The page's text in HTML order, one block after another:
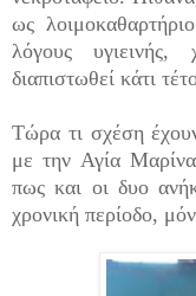
ως
λόγους
διαπιστωθεί κάτι
Τώρα τι σχέση
με την Αγία
πως και οι δυο
χρονική περίοδο,